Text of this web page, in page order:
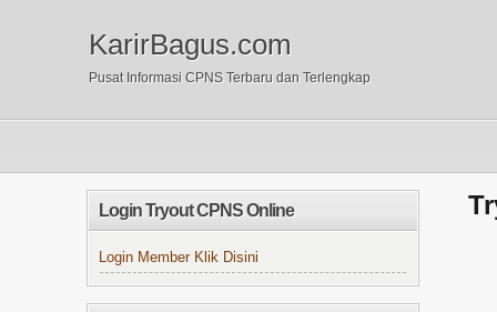
KarirBagus.com
Pusat Informasi CPNS Terbaru dan Terlengkap
Login Tryout CPNS Online
Login Member Klik Disini